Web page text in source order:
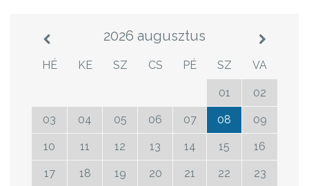
2026 augusztus
HÉ KE SZ CS PÉ SZ VA
01 02
03 04 05 06 07 08 09
10 11 12 13 14 15 16
17 18 19 20 21 22 23